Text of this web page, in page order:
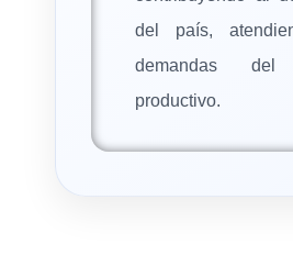
del país,
demandas del
productivo.